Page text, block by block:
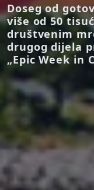
Doseg od
više od 50
društvenim
drugog dijela
„Epic Week in